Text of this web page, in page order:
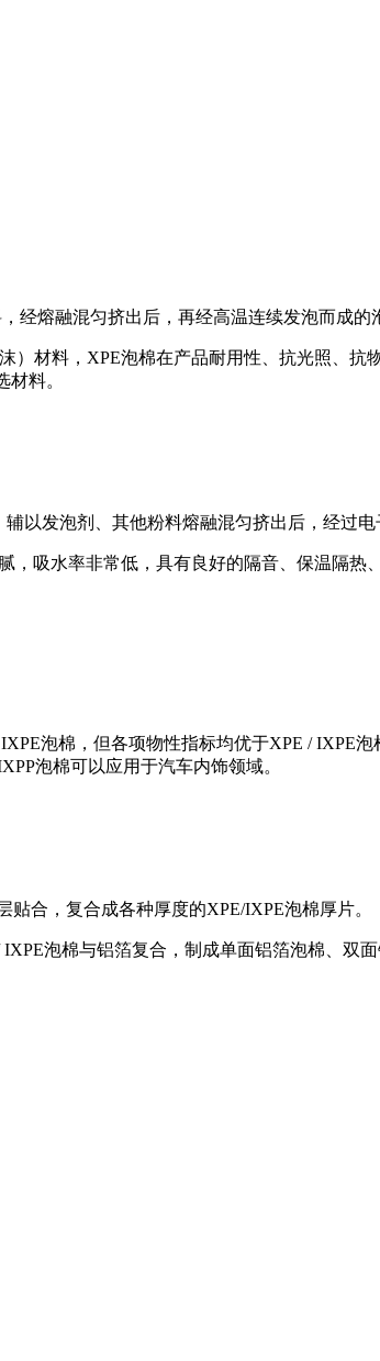
经熔融混匀挤出后，再经高温连续发泡而成的
）材料，XPE泡棉在产品耐用性、抗光照、
料。
以发泡剂、其他粉料熔融混匀挤出后，经过
吸水率非常低，具有良好的隔音、保温隔热
泡棉，但各项物性指标均优于XPE / IXPE
泡棉可以应用于汽车内饰领域。
合，复合成各种厚度的XPE/IXPE泡棉厚片。
泡棉与铝箔复合，制成单面铝箔泡棉、双